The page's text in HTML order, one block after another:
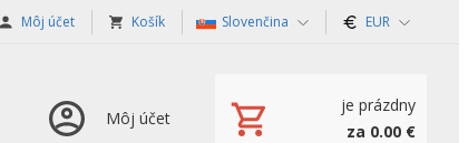
Môj účet Košík Slovenčina EUR
Môj účet
je prázdny
za 0.00 €